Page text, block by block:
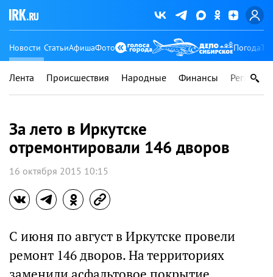
Новости СтатьиАфишаФото Погода
Лента Происшествия Народные Финансы Регионы
За лето в Иркутске
отремонтировали 146 дворов
16 октября 2015 10:15
С июня по август в Иркутске провели
ремонт 146 дворов. На территориях